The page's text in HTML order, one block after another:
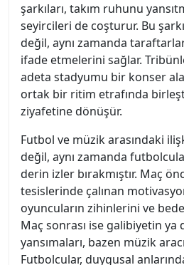
şarkıları, takım ruhunu
seyircileri de coşturur. Bu
değil, aynı zamanda
ifade etmelerini sağlar.
adeta stadyumu bir konser
ortak bir ritim etrafında
ziyafetine dönüşür.
Futbol ve müzik arasındaki
değil, aynı zamanda
derin izler bırakmıştır. Maç
tesislerinde çalınan
oyuncuların zihinlerini ve
Maç sonrası ise galibiyetin ya
yansımaları, bazen müzik
Futbolcular, duygusal